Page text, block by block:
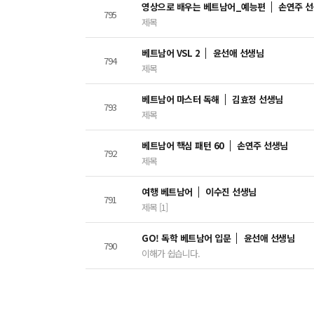
795
영상으로 배우는 베트남어_예능편
손연주
제목
794
베트남어 VSL 2
윤선애 선생님
제목
793
베트남어 마스터 독해
김효정 선생님
제목
792
베트남어 핵심 패턴 60
손연주 선생님
제목
791
여행 베트남어
이수진 선생님
제목 [1]
790
GO! 독학 베트남어 입문
윤선애 선생님
이해가 쉽습니다.